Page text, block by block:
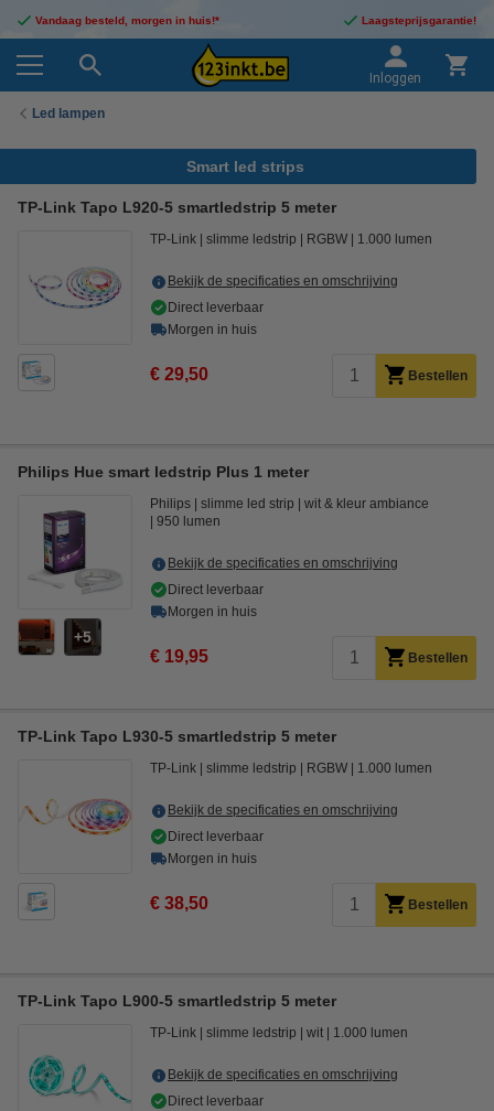
Vandaag besteld, morgen in huis!* Laagsteprijsgarantie!
Inloggen
Led lampen
Smart led strips
TP-Link Tapo L920-5 smartledstrip 5 meter
TP-Link slimme ledstrip RGBW 1.000 lumen
Bekijk de specificaties en omschrijving
Direct leverbaar
Morgen in huis
€ 29,50 Bestellen
Philips Hue smart ledstrip Plus 1 meter
5
Philips slimme led strip
wit & kleur ambiance
950 lumen
Bekijk de specificaties en omschrijving
Direct leverbaar
Morgen in huis
€ 19,95 Bestellen
TP-Link Tapo L930-5 smartledstrip 5 meter
TP-Link slimme ledstrip RGBW 1.000 lumen
Bekijk de specificaties en omschrijving
Direct leverbaar
Morgen in huis
€ 38,50 Bestellen
TP-Link Tapo L900-5 smartledstrip 5 meter
TP-Link slimme ledstrip wit 1.000 lumen
Bekijk de specificaties en omschrijving
Direct leverbaar